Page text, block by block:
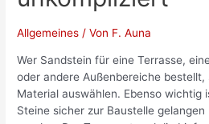
Allgemeines / Von F. Auna
Wer Sandstein für eine Terrasse,
oder andere Außenbereiche
Material auswählen. Ebenso wichtig
Steine sicher zur Baustelle